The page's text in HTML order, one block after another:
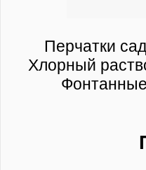
Перчатки
Хлорный